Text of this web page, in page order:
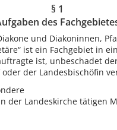
§ 1
des
und Diakoninnen,
ist ein Fachgebiet in
ist, unbeschadet
der Landesbischöfin
der Landeskirche tätigen